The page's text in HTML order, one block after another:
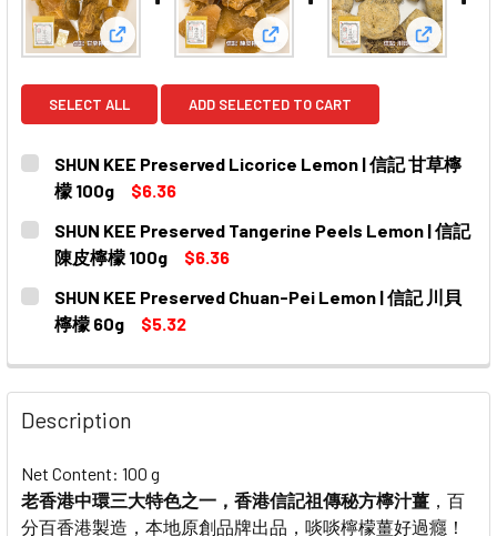
View: SHUN KEE Preserved Licorice Lemon | 信記
View: SHUN KEE Preserved
View:
SELECT ALL ADD SELECTED TO CART
SHUN KEE Preserved Licorice Lemon | 信記 甘草檸
檬 100g
$6.36
CURRENT
STOCK:
QUANTITY:
DECREASE QUANTITY OF SHUN KEE PRESERVED
INCREASE QUANTITY OF SHUN KEE
SHUN KEE Preserved Tangerine Peels Lemon | 信記
陳皮檸檬 100g
$6.36
CURRENT
STOCK:
QUANTITY:
DECREASE QUANTITY OF SHUN KEE PRESERVED
INCREASE QUANTITY OF SHUN KEE
SHUN KEE Preserved Chuan-Pei Lemon | 信記 川貝
檸檬 60g
$5.32
DECREASE QUANTITY OF SHUN KEE PRESERVED CHUAN-
INCREASE QUANTITY OF SHUN KEE
Description
Net Content: 100 g
老香港中環三大特色之一，香港信記祖傳秘方檸汁薑 ，百
分百香港製造，本地原創品牌出品，啖啖檸檬薑好過癮！